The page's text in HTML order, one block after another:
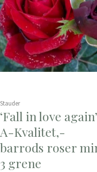
Stauder
‘Fall in love
A-Kvalitet,-
barrods roser
3 grene